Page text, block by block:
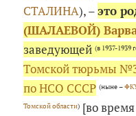
СТАЛИНА), –это
(ШАЛАЕВОЙ)
заведующей(в 1937-1939
Томской тюрьмы
по НСО СССР (ныне –
Томской области) [во